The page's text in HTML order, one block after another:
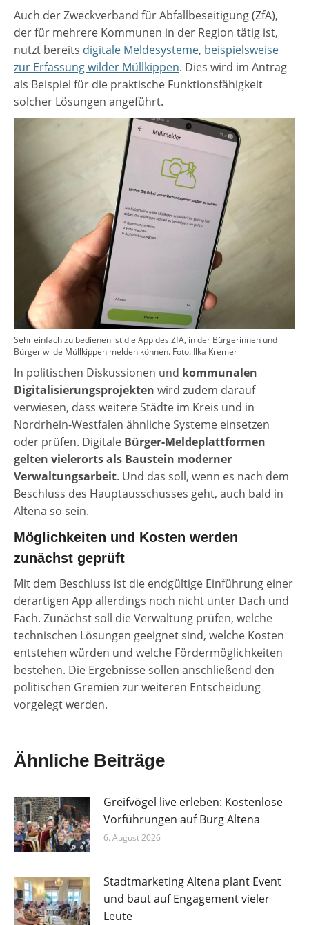
Auch der Zweckverband für Abfallbeseitigung (ZfA),
der für mehrere Kommunen in der Region tätig ist,
nutzt bereits digitale Meldesysteme, beispielsweise
zur Erfassung wilder Müllkippen. Dies wird im Antrag
als Beispiel für die praktische Funktionsfähigkeit
solcher Lösungen angeführt.
Sehr einfach zu bedienen ist die App des ZfA, in der Bürgerinnen und
Bürger wilde Müllkippen melden können. Foto: Ilka Kremer
In politischen Diskussionen und kommunalen
Digitalisierungsprojekten wird zudem darauf
verwiesen, dass weitere Städte im Kreis und in
Nordrhein-Westfalen ähnliche Systeme einsetzen
oder prüfen. Digitale Bürger-Meldeplattformen
gelten vielerorts als Baustein moderner
Verwaltungsarbeit. Und das soll, wenn es nach dem
Beschluss des Hauptausschusses geht, auch bald in
Altena so sein.
Möglichkeiten und Kosten werden
zunächst geprüft
Mit dem Beschluss ist die endgültige Einführung einer
derartigen App allerdings noch nicht unter Dach und
Fach. Zunächst soll die Verwaltung prüfen, welche
technischen Lösungen geeignet sind, welche Kosten
entstehen würden und welche Fördermöglichkeiten
bestehen. Die Ergebnisse sollen anschließend den
politischen Gremien zur weiteren Entscheidung
vorgelegt werden.
Ähnliche Beiträge
Greifvögel live erleben: Kostenlose
Vorführungen auf Burg Altena
6. August 2026
Stadtmarketing Altena plant Event
und baut auf Engagement vieler
Leute